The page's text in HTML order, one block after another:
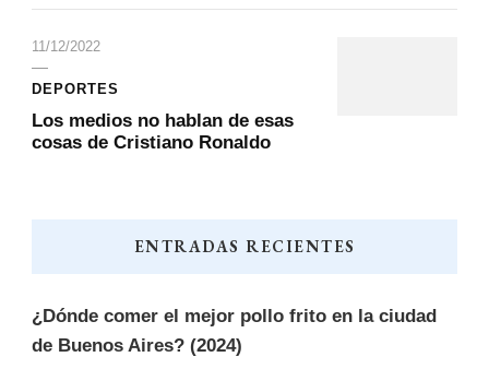
11/12/2022
DEPORTES
Los medios no hablan de esas
cosas de Cristiano Ronaldo
ENTRADAS RECIENTES
¿Dónde comer el mejor pollo frito en la ciudad
de Buenos Aires? (2024)